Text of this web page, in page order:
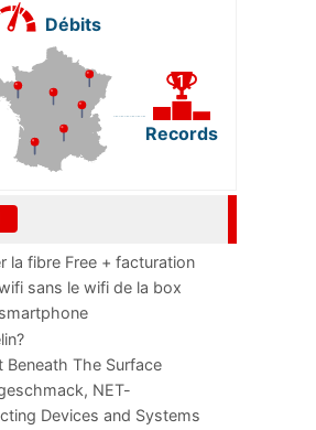
Débits
Records
la fibre Free + facturation
sans le wifi de la box
Beneath The Surface
NET-
im
Devices and Systems